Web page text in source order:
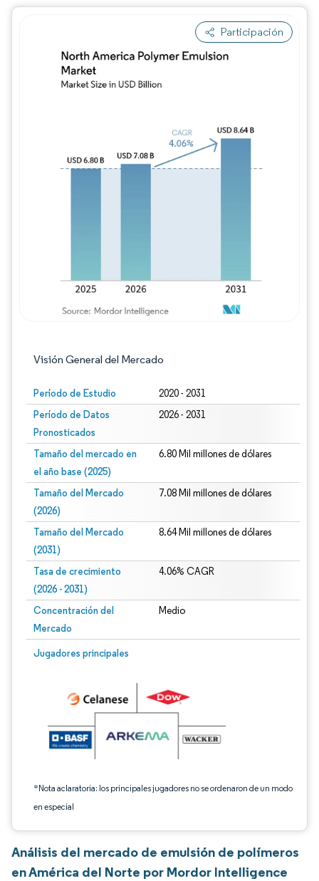
Participación
Visión General del Mercado
Período de Estudio 2020 - 2031
Período de Datos
Pronosticados
2026 - 2031
Tamaño del mercado en
el año base (2025)
6.80 Mil millones de dólares
Tamaño del Mercado
(2026)
7.08 Mil millones de dólares
Tamaño del Mercado
(2031)
8.64 Mil millones de dólares
Tasa de crecimiento
(2026 - 2031)
4.06% CAGR
Concentración del
Mercado
Medio
Jugadores principales
*Nota aclaratoria: los principales jugadores no se ordenaron de un modo
en especial
Imagen © Mordor Intelligence. El uso requiere atribución según CC BY 4.0.
Análisis del mercado de emulsión de polímeros
en América del Norte por Mordor Intelligence